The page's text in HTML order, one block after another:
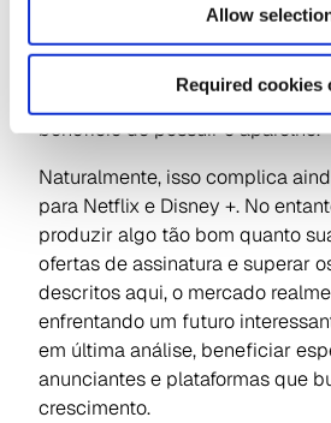
Allow
Required cookies
Tubi, Xumo, Plex e Roku, todos
consagradas e novas séries,
publicidade. O mesmo acontece
os fabricantes de Connected
benefício de possuir o aparelho.
Naturalmente, isso complica
para Netflix e Disney +. No
produzir algo tão bom quanto
ofertas de assinatura e superar
descritos aqui, o mercado
enfrentando um futuro
em última análise, beneficiar
anunciantes e plataformas que
crescimento.